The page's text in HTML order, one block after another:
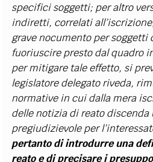
specifici soggetti; per altro
indiretti, correlati
grave nocumento per
fuoriuscire presto dal quadro
per mitigare tale effetto, si
legislatore delegato riveda,
normative in cui dalla mera
delle notizia di reato discenda
pregiudizievole per
pertanto di introdurre una
reato e di precisare i